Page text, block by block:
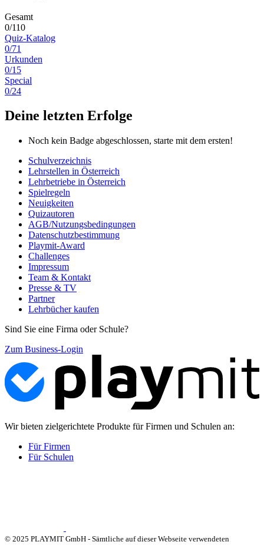
Gesamt
0/110
Quiz-Katalog
0/71
Urkunden
0/15
Special
0/24
Deine letzten Erfolge
Noch kein Badge abgeschlossen, starte mit dem ersten!
Schulverzeichnis
Lehrstellen in Österreich
Lehrbetriebe in Österreich
Spielregeln
Neuigkeiten
Quizautoren
AGB/Nutzungsbedingungen
Datenschutzbestimmung
Playmit-Award
Challenges
Impressum
Team & Kontakt
Presse & TV
Partner
Lehrbücher kaufen
Sind Sie eine Firma oder Schule?
Zum Business-Login
Wir bieten zielgerichtete Produkte für Firmen und Schulen an:
Für Firmen
Für Schulen
© 2025 PLAYMIT GmbH - Sämtliche auf dieser Webseite verwendeten